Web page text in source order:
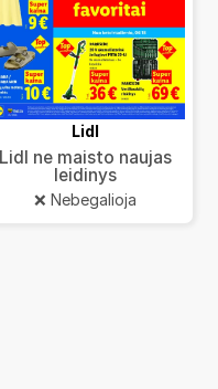
Lidl
Lidl ne maisto naujas
leidinys
❌ Nebegalioja